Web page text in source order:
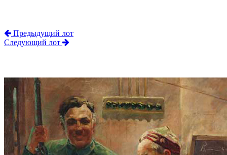
Предыдущий лот
Следующий лот